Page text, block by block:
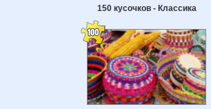
150 кусочков - Классика